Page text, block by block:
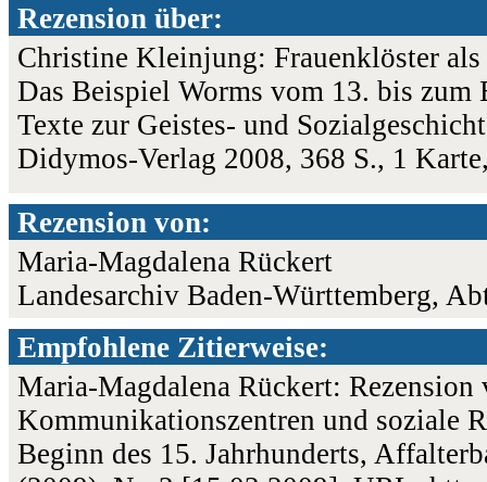
Rezension über:
Christine Kleinjung: Frauenklöster
Das Beispiel Worms vom 13. bis zum
Texte zur Geistes- und
Didymos-Verlag 2008, 368 S., 1
Rezension von:
Maria-Magdalena Rückert
Landesarchiv Baden-Württemberg,
Empfohlene Zitierweise:
Maria-Magdalena Rückert:
Kommunikationszentren und soziale
Beginn des 15. Jahrhunderts,